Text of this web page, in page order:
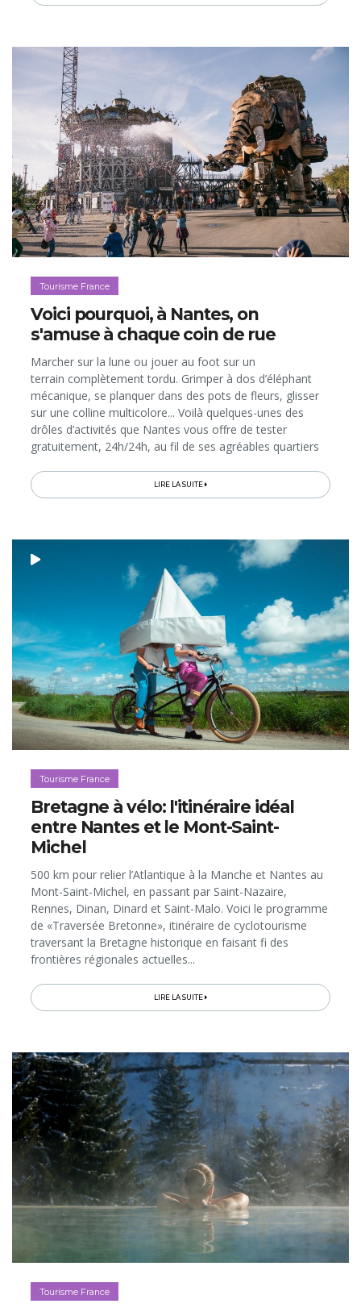
Tourisme France
Voici pourquoi, à Nantes, on
s'amuse à chaque coin de rue
Marcher sur la lune ou jouer au foot sur un
terrain complètement tordu. Grimper à dos d’éléphant
mécanique, se planquer dans des pots de fleurs, glisser
sur une colline multicolore... Voilà quelques-unes des
drôles d’activités que Nantes vous offre de tester
gratuitement, 24h/24h, au fil de ses agréables quartiers
pour avoir la chance...
LIRE LA SUITE
Tourisme France
Bretagne à vélo: l'itinéraire idéal
entre Nantes et le Mont-Saint-
Michel
500 km pour relier l’Atlantique à la Manche et Nantes au
Mont-Saint-Michel, en passant par Saint-Nazaire,
Rennes, Dinan, Dinard et Saint-Malo. Voici le programme
de «Traversée Bretonne», itinéraire de cyclotourisme
traversant la Bretagne historique en faisant fi des
frontières régionales actuelles...
LIRE LA SUITE
Tourisme France